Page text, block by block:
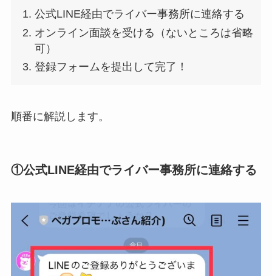
公式LINE経由でライバー事務所に連絡する
オンライン面談を受ける（ないところは省略
可）
登録フォームを提出して完了！
順番に解説します。
①公式LINE経由でライバー事務所に連絡する